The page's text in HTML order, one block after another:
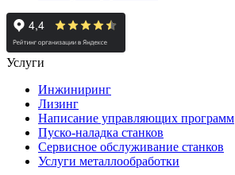
Услуги
Инжиниринг
Лизинг
Написание управляющих программ
Пуско-наладка станков
Сервисное обслуживание станков
Услуги металлообработки